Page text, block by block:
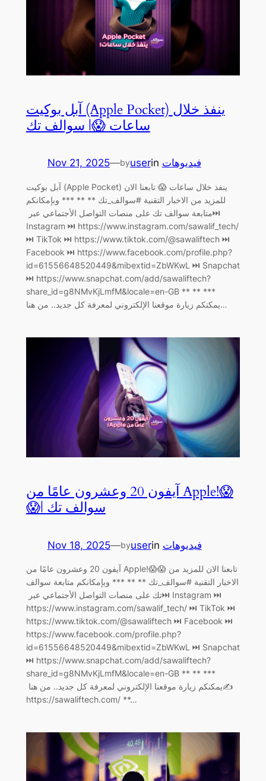
آبل بوكيت (Apple Pocket) ينفذ خلال
ساعات 😱| سوالف تك
Nov 21, 2025—byuserin فيديوهات
آبل بوكيت (Apple Pocket) ينفذ خلال ساعات 😱 تابعنا الان
للمزيد من الاخبار التقنية #سوالف_تك ** ** *** وبإمكانكم
متابعة سوالف تك على منصات التواصل الأجتماعي عبر ‏⏭
Instagram ⏭ https://www.instagram.com/sawalif_tech/
Facebook ⏭ https://www.facebook.com/profile.php?
id=61556648520449&mibextid=ZbWKwL ‏⏭ Snapchat
⏭ https://www.snapchat.com/add/sawaliftech?
share_id=g8NMvKjLmfM&locale=en-GB ** ** ***
يمكنكم زيارة موقعنا الإلكتروني لمعرفة كل جديد.. من هنا…
آيفون 20 وعشرون عامًا من Apple!😱
😱| سوالف تك
Nov 18, 2025—byuserin فيديوهات
آيفون 20 وعشرون عامًا من Apple!😱😱 تابعنا الان للمزيد من
الاخبار التقنية #سوالف_تك ** ** *** وبإمكانكم متابعة سوالف
تك على منصات التواصل الأجتماعي عبر ‏⏭ Instagram ⏭
https://www.instagram.com/sawalif_tech/ ‏⏭ TikTok ⏭
https://www.tiktok.com/@sawaliftech ‏⏭ Facebook ⏭
https://www.facebook.com/profile.php?
id=61556648520449&mibextid=ZbWKwL ‏⏭ Snapchat
⏭ https://www.snapchat.com/add/sawaliftech?
share_id=g8NMvKjLmfM&locale=en-GB ** ** ***
يمكنكم زيارة موقعنا الإلكتروني لمعرفة كل جديد.. من هنا ‏✍️
https://sawaliftech.com/ **…